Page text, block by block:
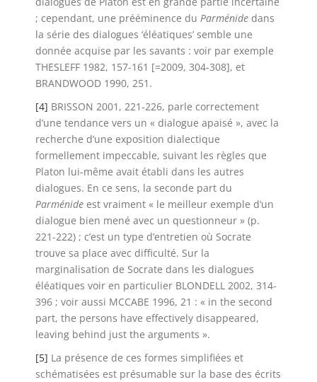
; cependant, une prééminence du Parménide dans
la série des dialogues ‘éléatiques’ semble une
donnée acquise par les savants : voir par exemple
THESLEFF 1982, 157-161 [=2009, 304-308], et
BRANDWOOD 1990, 251.
[4] BRISSON 2001, 221-226, parle correctement
d’une tendance vers un « dialogue apaisé », avec la
recherche d’une exposition dialectique
formellement impeccable, suivant les règles que
Platon lui-même avait établi dans les autres
dialogues. En ce sens, la seconde part du
Parménide est vraiment « le meilleur exemple d’un
dialogue bien mené avec un questionneur » (p.
221-222) ; c’est un type d’entretien où Socrate
trouve sa place avec difficulté. Sur la
marginalisation de Socrate dans les dialogues
éléatiques voir en particulier BLONDELL 2002, 314-
396 ; voir aussi MCCABE 1996, 21 : « in the second
part, the persons have effectively disappeared,
leaving behind just the arguments ».
[5] La présence de ces formes simplifiées et
schématisées est présumable sur la base des écrits